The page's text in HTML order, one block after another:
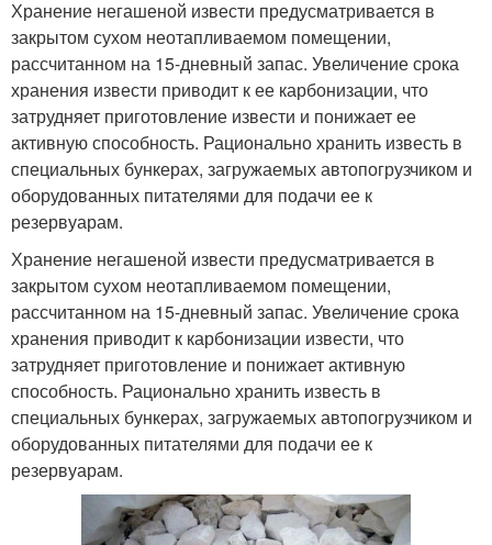
Хранение негашеной извести предусматривается в
закрытом сухом неотапливаемом помещении,
рассчитанном на 15-дневный запас. Увеличение срока
хранения извести приводит к ее карбонизации, что
затрудняет приготовление извести и понижает ее
активную способность. Рационально хранить известь в
специальных бункерах, загружаемых автопогрузчиком и
оборудованных питателями для подачи ее к
резервуарам.
Хранение негашеной извести предусматривается в
закрытом сухом неотапливаемом помещении,
рассчитанном на 15-дневный запас. Увеличение срока
хранения приводит к карбонизации извести, что
затрудняет приготовление и понижает активную
способность. Рационально хранить известь в
специальных бункерах, загружаемых автопогрузчиком и
оборудованных питателями для подачи ее к
резервуарам.